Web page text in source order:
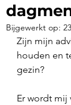
Bijgewerkt op:
Zijn mijn
houden en
gezin?
Er wordt mij